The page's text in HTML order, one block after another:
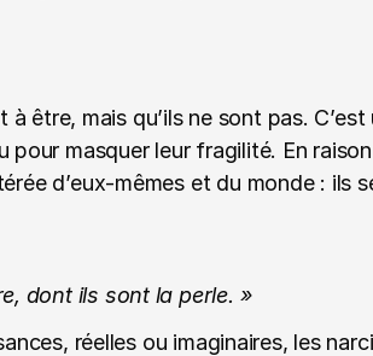
être, mais qu’ils ne sont pas. C’est
pour masquer leur fragilité. En
d’eux-mêmes et du monde : ils
dont ils sont la perle. »
réelles ou imaginaires, les